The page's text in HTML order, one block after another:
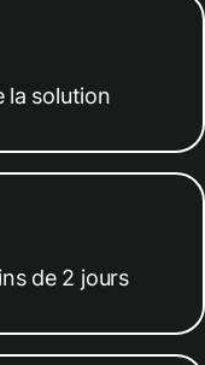
la solution
de 2 jours